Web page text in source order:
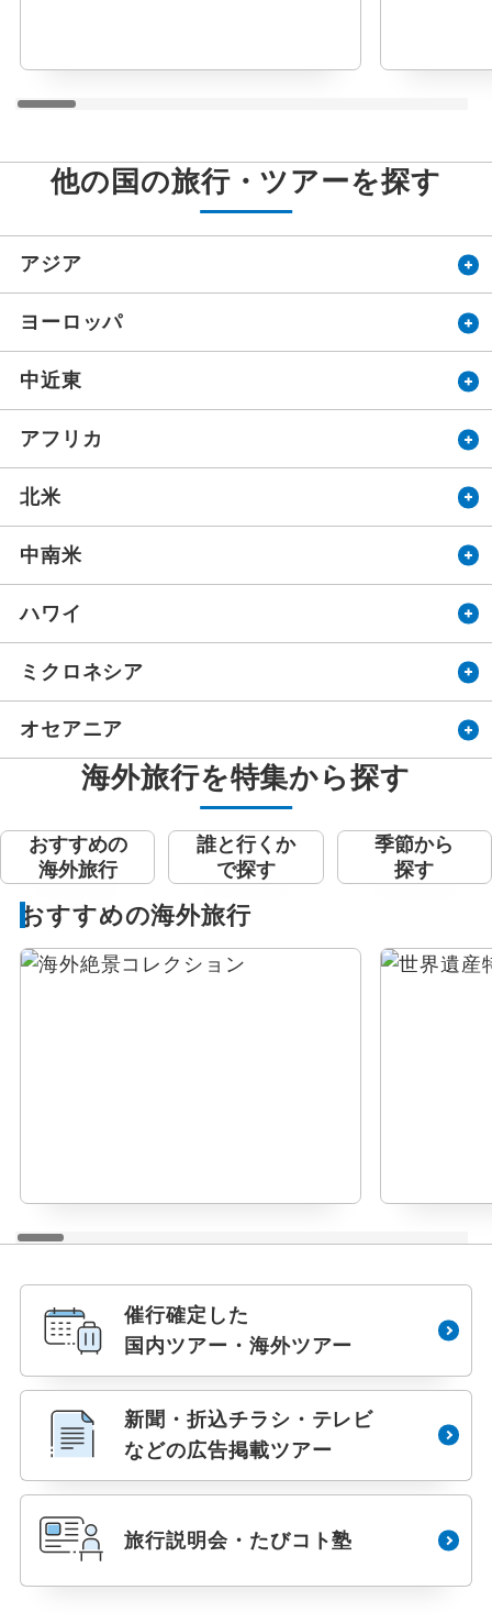
指定 除外
他の国の旅行・ツアーを探す
アジア
ヨーロッパ
中近東
アフリカ
北米
中南米
ハワイ
ミクロネシア
オセアニア
海外旅行を特集から探す
おすすめの
海外旅行
誰と行くか
で探す
季節から
探す
おすすめの海外旅行
催行確定した
国内ツアー・海外ツアー
新聞・折込チラシ・テレビ
などの広告掲載ツアー
旅行説明会・たびコト塾